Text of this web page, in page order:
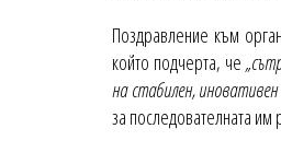
Поздравление към
който подчерта, че
на стабилен,
за последователната им